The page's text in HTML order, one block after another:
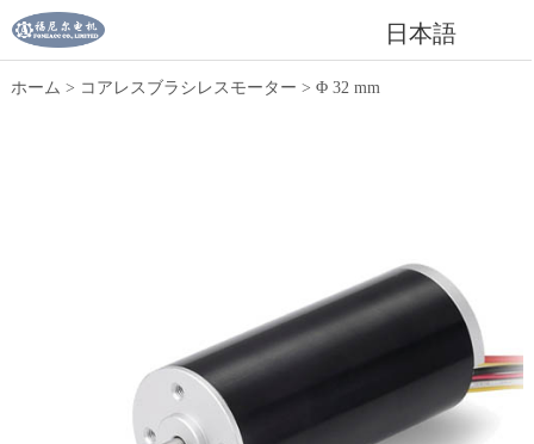
日本語
ホーム > コアレスブラシレスモーター > Φ 32 mm